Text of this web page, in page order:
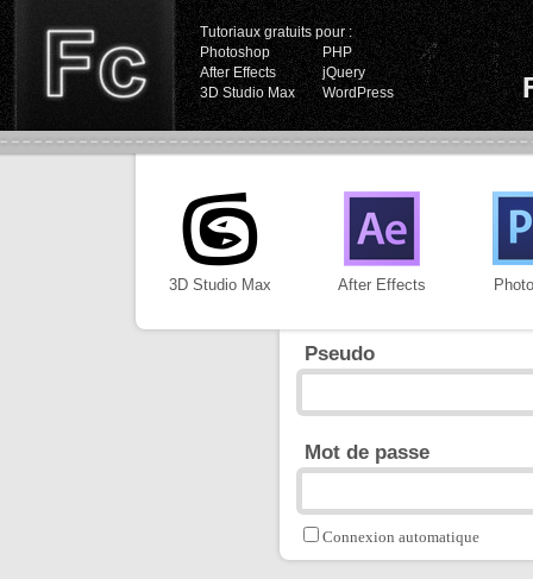
Tutoriaux gratuits pour :
Photoshop
PHP
After Effects
jQuery
3D Studio Max
WordPress
3D Studio Max After Effects
Pseudo
Mot de passe
Connexion automatique